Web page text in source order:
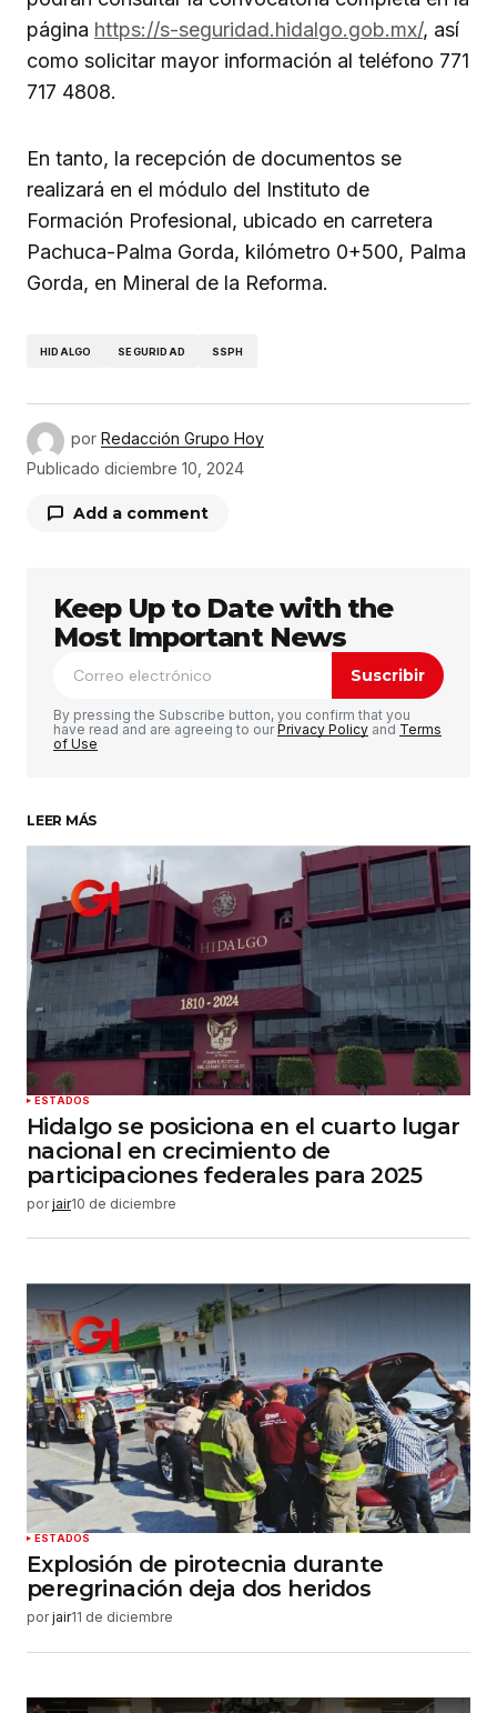
página https://s-seguridad.hidalgo.gob.mx/, así
como solicitar mayor información al teléfono 771
717 4808.
En tanto, la recepción de documentos se
realizará en el módulo del Instituto de
Formación Profesional, ubicado en carretera
Pachuca-Palma Gorda, kilómetro 0+500, Palma
Gorda, en Mineral de la Reforma.
HIDALGO SEGURIDAD SSPH
por Redacción Grupo Hoy
Publicado diciembre 10, 2024
Add a comment
Tu dirección de correo electrónico no será
publicada. Los campos obligatorios están
marcados con*
Comentario *
Su nombre*
Tu correo electrónico*
Guardar mi nombre, correo electrónico y sitio
web en este navegador para la próxima vez que
haga un comentario.
Enviar comentario
Keep Up to Date with the
Most Important News
Suscribir
By pressing the Subscribe button, you confirm that you
have read and are agreeing to ourPrivacy Policy and Terms
of Use
LEER MÁS
ESTADOS
Hidalgo se posiciona en el cuarto lugar
nacional en crecimiento de
participaciones federales para 2025
por jair10 de diciembre
ESTADOS
Explosión de pirotecnia durante
peregrinación deja dos heridos
por jair11 de diciembre